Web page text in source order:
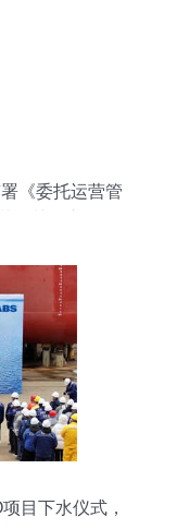
《委托运营管
目下水仪式，